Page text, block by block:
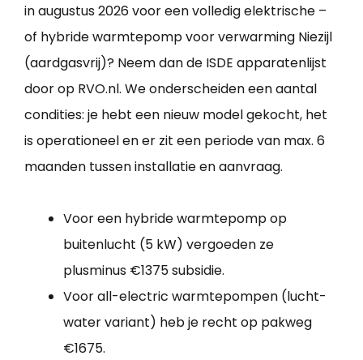
in augustus 2026 voor een volledig elektrische –
of hybride warmtepomp voor verwarming Niezijl
(aardgasvrij)? Neem dan de ISDE apparatenlijst
door op RVO.nl. We onderscheiden een aantal
condities: je hebt een nieuw model gekocht, het
is operationeel en er zit een periode van max. 6
maanden tussen installatie en aanvraag.
Voor een hybride warmtepomp op
buitenlucht (5 kW) vergoeden ze
plusminus €1375 subsidie.
Voor all-electric warmtepompen (lucht-
water variant) heb je recht op pakweg
€1675.